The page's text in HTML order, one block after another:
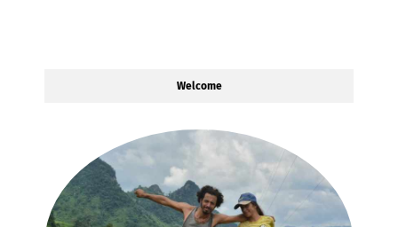
Welcome